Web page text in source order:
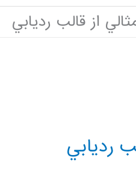
از قالب رديابي
رديابي